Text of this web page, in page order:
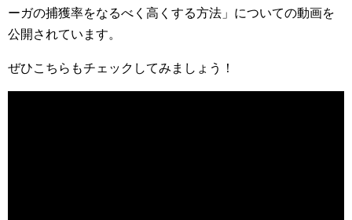
ーガの捕獲率をなるべく高くする方法」についての動画を
公開されています。
ぜひこちらもチェックしてみましょう！